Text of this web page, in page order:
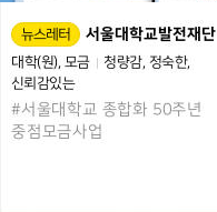
뉴스레터 서울대학교발전재단
대학(원) 모금 청량감 정숙한
신뢰감있는
#서울대학교 종합화 50주년
중점모금사업